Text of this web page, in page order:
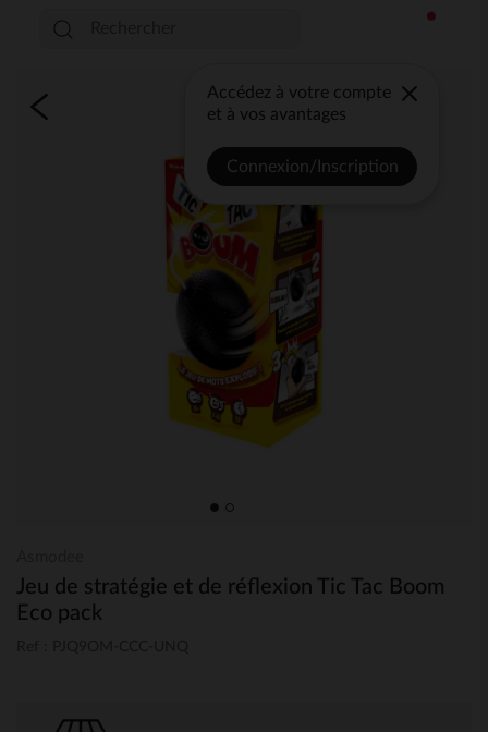
Accédez à votre compte
et à vos avantages
Connexion/Inscription
Jeu de stratégie et de réflexion Tic Tac Boom
Eco pack